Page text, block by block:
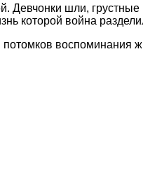
шли,
которой война